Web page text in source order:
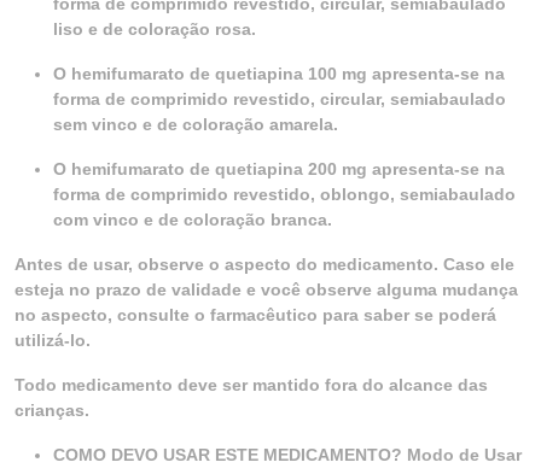
liso e de coloração rosa.
O hemifumarato de quetiapina 100 mg apresenta-se na
forma de comprimido revestido, circular, semiabaulado
sem vinco e de coloração amarela.
O hemifumarato de quetiapina 200 mg apresenta-se na
forma de comprimido revestido, oblongo, semiabaulado
com vinco e de coloração branca.
Antes de usar, observe o aspecto do medicamento. Caso ele
esteja no prazo de validade e você observe alguma mudança
no aspecto, consulte o farmacêutico para saber se poderá
utilizá-lo.
Todo medicamento deve ser mantido fora do alcance das
crianças.
COMO DEVO USAR ESTE MEDICAMENTO? Modo de Usar